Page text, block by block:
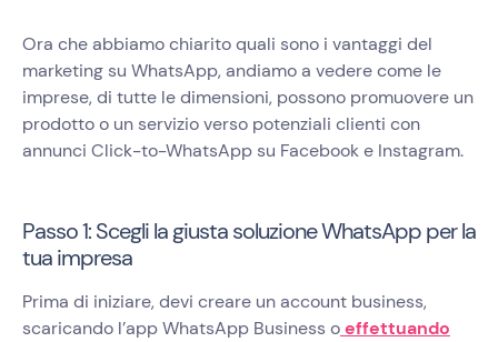
Ora che abbiamo chiarito quali sono i vantaggi del
marketing su WhatsApp, andiamo a vedere come le
imprese, di tutte le dimensioni, possono promuovere un
prodotto o un servizio verso potenziali clienti con
annunci Click-to-WhatsApp su Facebook e Instagram.
Passo 1: Scegli la giusta soluzione WhatsApp per la
tua impresa
Prima di iniziare, devi creare un account business,
scaricando l’app WhatsApp Business oeffettuando